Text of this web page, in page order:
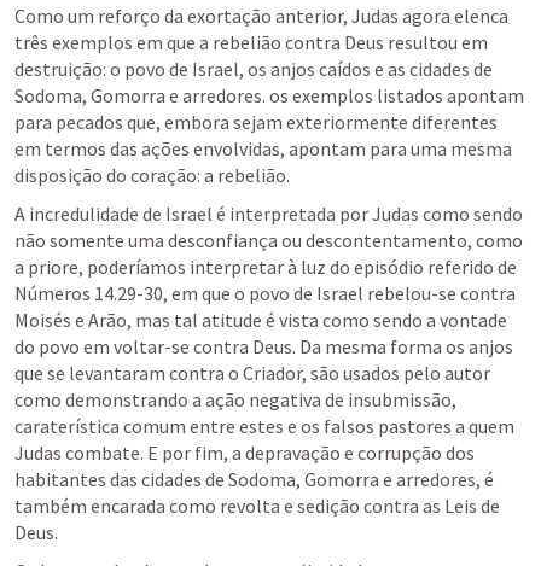
Como um reforço da exortação anterior, Judas agora elenca
três exemplos em que a rebelião contra Deus resultou em
destruição: o povo de Israel, os anjos caídos e as cidades de
Sodoma, Gomorra e arredores. os exemplos listados apontam
para pecados que, embora sejam exteriormente diferentes
em termos das ações envolvidas, apontam para uma mesma
disposição do coração: a rebelião.
A incredulidade de Israel é interpretada por Judas como sendo
não somente uma desconfiança ou descontentamento, como
Números 14.29-30, em que o povo de Israel rebelou-se contra
Moisés e Arão, mas tal atitude é vista como sendo a vontade
do povo em voltar-se contra Deus. Da mesma forma os anjos
que se levantaram contra o Criador, são usados pelo autor
como demonstrando a ação negativa de insubmissão,
caraterística comum entre estes e os falsos pastores a quem
Judas combate. E por fim, a depravação e corrupção dos
habitantes das cidades de Sodoma, Gomorra e arredores, é
também encarada como revolta e sedição contra as Leis de
Deus.